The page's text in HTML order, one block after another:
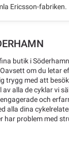
Ericsson-fabriken.
butik i
om du letar
trygg med att
alla de cyklar vi
och
alla dina
har problem med